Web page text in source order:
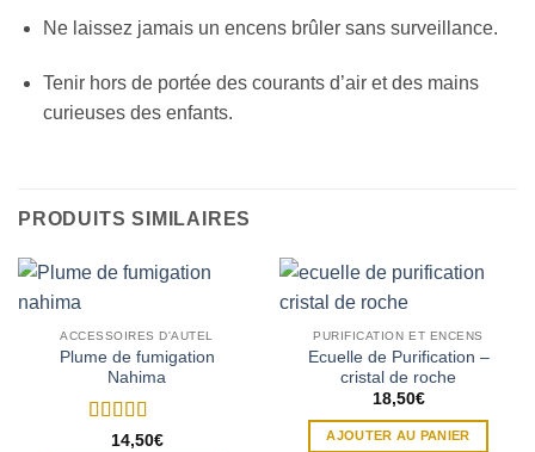
Ne laissez jamais un encens brûler sans surveillance.
Tenir hors de portée des courants d’air et des mains
curieuses des enfants.
PRODUITS SIMILAIRES
ACCESSOIRES D'AUTEL
Plume de fumigation
Nahima
Note5sur 5
14,50€
PURIFICATION ET ENCENS
Ecuelle de Purification –
cristal de roche
18,50€
AJOUTER AU PANIER